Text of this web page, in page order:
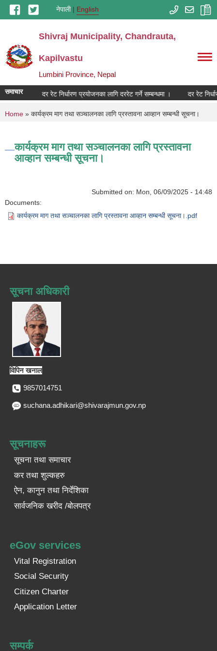
Skip to main contentनेपाली English
Shivraj Municipality, Chandrauta,
Kapilvastu
Lumbini Province, Nepal
समाचार दर रेट निर्धारण प्रयोजनका लागि दररेट गर्ने सम्बन्धमा । दर रेट
You are here
Home » कार्यक्रम माग तथा सञ्चालनका लागि प्रस्तावना आव्हान सम्बन्धी सूचना।
कार्यक्रम माग तथा सञ्चालनका लागि प्रस्तावना
आव्हान सम्बन्धी सूचना।
Submitted on: Mon, 06/09/2025 - 14:48
Documents:
कार्यक्रम माग तथा सञ्चालनका लागि प्रस्तावना आव्हान सम्बन्धी सूचना।.pdf
सूचना अधिकारी
विपिन खनाल
9857014751
suchana.adhikari@shivarajmun.gov.np
सूचनाहरू
सूचना तथा समाचार
कर तथा शुल्कहरु
ऐन, कानुन तथा निर्देशिका
सार्वजनिक खरीद /बोलपत्र
eGov services
Vital Registration
Social Security
Citizen Charter
Application Letter
सम्पर्क